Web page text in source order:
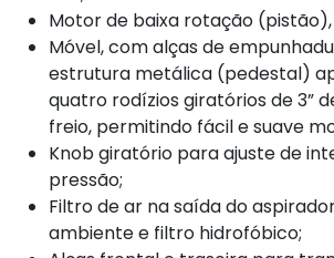
Motor de baixa rotação
Móvel, com alças de
estrutura metálica (pedestal)
quatro rodízios giratórios de 3”
freio, permitindo fácil e suave
Knob giratório para ajuste de
pressão;
Filtro de ar na saída do
ambiente e filtro hidrofóbico;